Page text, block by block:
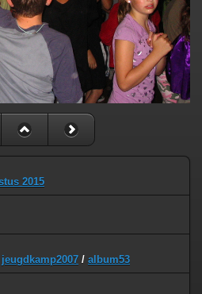
2015
jeugdkamp2007 / album53